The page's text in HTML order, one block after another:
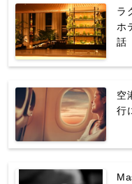
ラ
ホ
話
空
行